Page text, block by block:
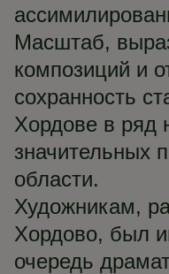
Масштаб,
композиций и
сохранность
Хордове в ряд
значительных
области.
Художникам,
Хордово, был
очередь